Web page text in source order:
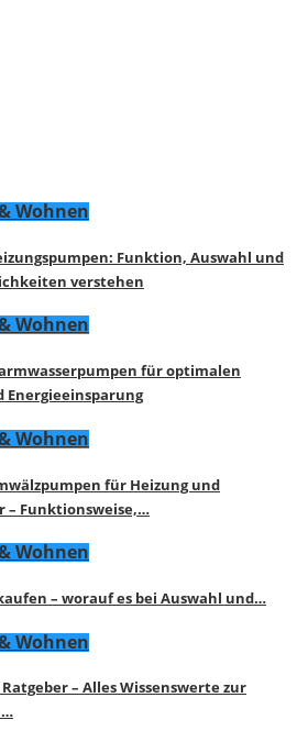
Wohnen
Funktion, Auswahl und
verstehen
Wohnen
für optimalen
Energieeinsparung
Wohnen
für Heizung und
– Funktionsweise,…
Wohnen
– worauf es bei Auswahl und…
Wohnen
– Alles Wissenswerte zur